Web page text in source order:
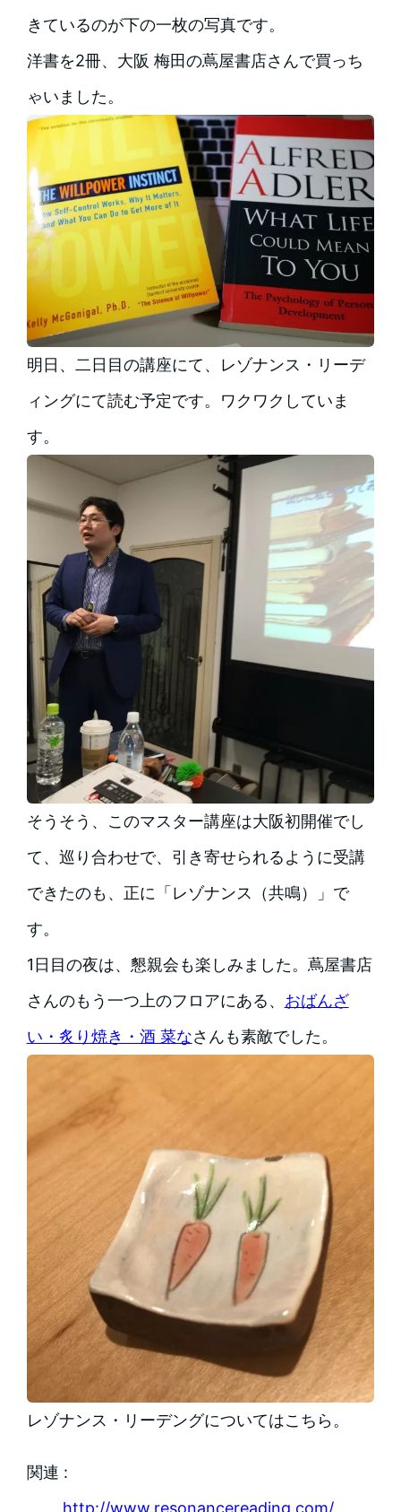
きているのが下の一枚の写真です。
洋書を2冊、大阪 梅田の蔦屋書店さんで買っち
ゃいました。
明日、二日目の講座にて、レゾナンス・リーデ
ィングにて読む予定です。ワクワクしていま
す。
そうそう、このマスター講座は大阪初開催でし
て、巡り合わせで、引き寄せられるように受講
できたのも、正に「レゾナンス（共鳴）」で
す。
1日目の夜は、懇親会も楽しみました。蔦屋書店
さんのもう一つ上のフロアにある、 おばんざ
い・炙り焼き・酒 菜なさんも素敵でした。
レゾナンス・リーデングについてはこちら。
関連 :